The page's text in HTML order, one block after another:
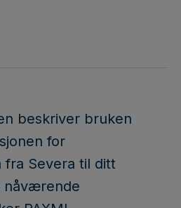
beskriver bruken
for
fra Severa til ditt
nåværende